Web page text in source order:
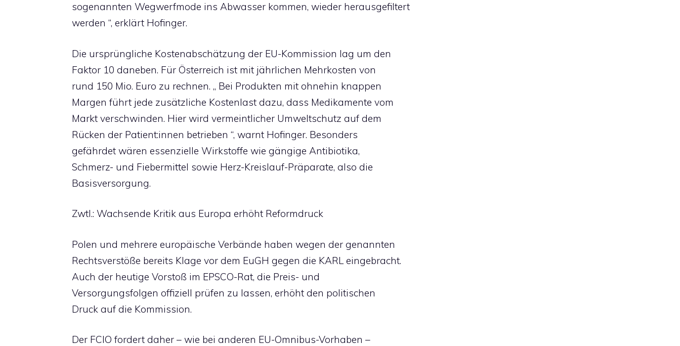
sogenannten Wegwerfmode ins Abwasser kommen, wieder herausgefiltert
werden “, erklärt Hofinger.
Die ursprüngliche Kostenabschätzung der EU-Kommission lag um den
Faktor 10 daneben. Für Österreich ist mit jährlichen Mehrkosten von
rund 150 Mio. Euro zu rechnen. „ Bei Produkten mit ohnehin knappen
Margen führt jede zusätzliche Kostenlast dazu, dass Medikamente vom
Markt verschwinden. Hier wird vermeintlicher Umweltschutz auf dem
Rücken der Patient:innen betrieben “, warnt Hofinger. Besonders
gefährdet wären essenzielle Wirkstoffe wie gängige Antibiotika,
Schmerz- und Fiebermittel sowie Herz-Kreislauf-Präparate, also die
Basisversorgung.
Zwtl.: Wachsende Kritik aus Europa erhöht Reformdruck
Polen und mehrere europäische Verbände haben wegen der genannten
Rechtsverstöße bereits Klage vor dem EuGH gegen die KARL eingebracht.
Auch der heutige Vorstoß im EPSCO-Rat, die Preis- und
Versorgungsfolgen offiziell prüfen zu lassen, erhöht den politischen
Druck auf die Kommission.
Der FCIO fordert daher – wie bei anderen EU-Omnibus-Vorhaben –